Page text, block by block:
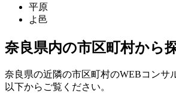
平原
よ邑
奈良県内の市区町村から
奈良県の近隣の市区町村のWEBコンサ
以下からご覧ください。